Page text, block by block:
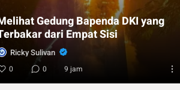
Gedung Bapenda DKI yang
dari Empat Sisi
Ricky Sulivan
0 0 9 jam